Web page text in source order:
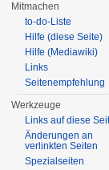
Mitmachen
to-do-Liste
Hilfe (diese Seite)
Hilfe (Mediawiki)
Links
Seitenempfehlung
Werkzeuge
Links auf diese
Änderungen an
verlinkten Seiten
Spezialseiten